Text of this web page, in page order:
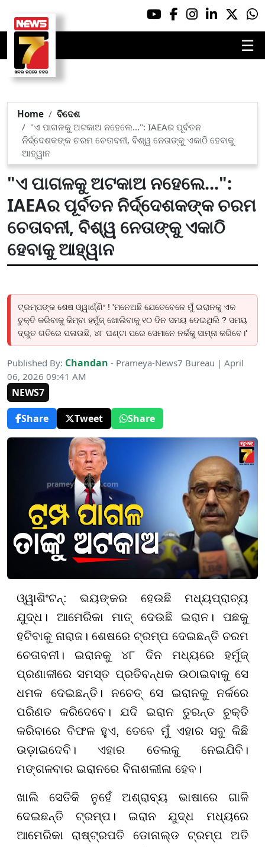
☰
Home
ବିଦେଶ
"ଏ ପାଗଳକୁ ଅଟକାଅ ନହେଲେ...": IAEAର ପୂର୍ବତନ
ନିର୍ଦ୍ଦେଶକଙ୍କ ଚରମ ଚେତାବନୀ, ବିଶ୍ୱ ନେତାଙ୍କୁ ଏକାଠି ହେବାକୁ
ଆହ୍ୱାନ
"ଏ ପାଗଳକୁ ଅଟକାଅ ନହେଲେ...":
IAEAର ପୂର୍ବତନ ନିର୍ଦ୍ଦେଶକଙ୍କ ଚରମ
ଚେତାବନୀ, ବିଶ୍ୱ ନେତାଙ୍କୁ ଏକାଠି
ହେବାକୁ ଆହ୍ୱାନ
ଟ୍ରମ୍ପଙ୍କ ଶେଷ ଓ୍ୱାର୍ଣ୍ଣିଂ ! 'ମନେଅଛି ଯେତେବେଳେ ମୁଁ ଇରାନକୁ ଏକ
ଚୁକ୍ତି କରିବାକୁ କିମ୍ବା ହର୍ମୁଜ୍ ଖୋଲିବାକୁ ୧୦ ଦିନ ସମୟ ଦେଇଥିଲି ? ସମୟ
ଦ୍ରୁତ ଗତିରେ ପଳାଉଛି, ୪୮ ଘଣ୍ଟା ପରେ ସେମାନେ ନର୍କକୁ ସାମ୍ନା କରିବେ।'
Published By: Chandan - Prameya-News7 Bureau | April
06, 2026 09:41 AM
NEWS7
Share
Tweet Share
ଓ୍ୱାଶିଂଟନ୍‌: ଭୟଙ୍କର ହେଉଛି ମଧ୍ୟପ୍ରାଚ୍ୟ
ଯୁଦ୍ଧ। ଆମେରିକା ମାତ୍ ଦେଉଛି ଇରାନ। ପଛକୁ
ହଟିବାକୁ ନାରାଜ। ଶେଷରେ ଟ୍ରମ୍ପ ଦେଇଛନ୍ତି ଚରମ
ଚେତାବନୀ। ଇରାନକୁ ୪୮ ଦିନ ମଧ୍ୟରେ ହର୍ମୁଜ୍
ପ୍ରଣାଳୀରେ ସମସ୍ତ ପ୍ରତିବନ୍ଧକ ଉଠାଇବାକୁ ସେ
ଧମକ ଦେଇଛନ୍ତି। ନଚେତ୍ ସେ ଇରାନକୁ ନର୍କରେ
ପରିଣତ କରିଦେବେ। ଯଦି ଇରାନ ତୁରନ୍ତ ଚୁକ୍ତି
କରିବାରେ ବିଫଳ ହୁଏ, ତେବେ ମୁଁ ଏହାର ସବୁ କିଛି
ଉଡ଼ାଇଦେବି। ଏହାର ତେଲକୁ ନେଇଯିବି।
ମଙ୍ଗଳବାର ଇରାନରେ ବିନାଶଲୀଳା ହେବ।
ଖାଲି ସେତିକି ନୁହେଁ ଅଶ୍ରାବ୍ୟ ଭାଷାରେ ଗାଳି
ଦେଇଛନ୍ତି ଟ୍ରମ୍ପ। ଇରାନ ଯୁଦ୍ଧ ମଧ୍ୟରେ
ଆମେରିକା ରାଷ୍ଟ୍ରପତି ଡୋନାଲ୍ଡ ଟ୍ରମ୍ପ ଅତି